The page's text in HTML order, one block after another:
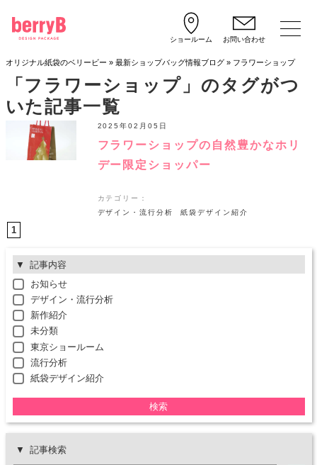
ショールーム お問い合わせ
オリジナル紙袋のベリービー » 最新ショップバッグ情報ブログ» フラワーショップ
「フラワーショップ」のタグがつ
いた記事一覧
フラワーショップの自然豊かなホリ
デー限定ショッパー
2025年02月05日
カテゴリー：
デザイン・流行分析
紙袋デザイン紹介
1
記事内容
お知らせ
デザイン・流行分析
新作紹介
未分類
東京ショールーム
流行分析
紙袋デザイン紹介
検索
記事検索